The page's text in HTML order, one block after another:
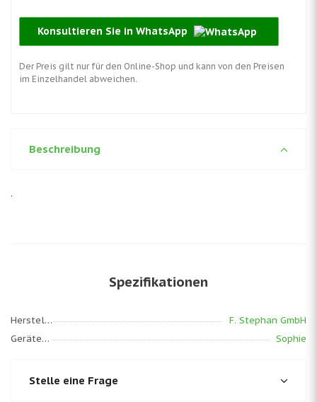
Konsultieren Sie in WhatsApp
Der Preis gilt nur für den Online-Shop und kann von den Preisen
im Einzelhandel abweichen.
Beschreibung
.
Spezifikationen
Hersteller
F. Stephan GmbH
Gerätemodell
Sophie
Stelle eine Frage